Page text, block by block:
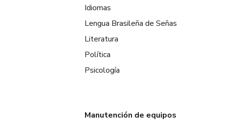
Idiomas
Lengua Brasileña de Señas
Literatura
Política
Psicología
Manutención de equipos